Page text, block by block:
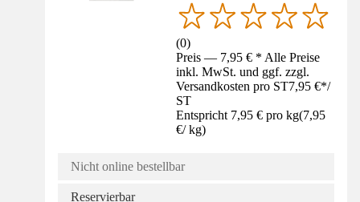
(0)
Preis — 7,95 € * Alle Preise
inkl. MwSt. und ggf. zzgl.
Versandkosten pro ST7,95 €*/
ST
Entspricht 7,95 € pro kg(7,95
€/ kg)
Nicht online bestellbar
Reservierbar